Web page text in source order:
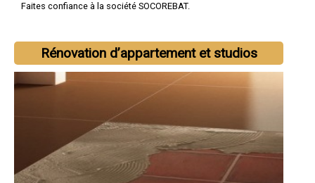
Faites confiance à la société SOCOREBAT.
Rénovation d’appartement et studios